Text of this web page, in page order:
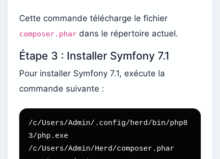
Cette commande télécharge le fichier
composer.phar dans le répertoire actuel.
Étape 3 : Installer Symfony 7.1
Pour installer Symfony 7.1, exécute la
commande suivante :
/c/Users/Admin/.config/herd/bin/php8
3/php.exe
/c/Users/Admin/Herd/composer.phar